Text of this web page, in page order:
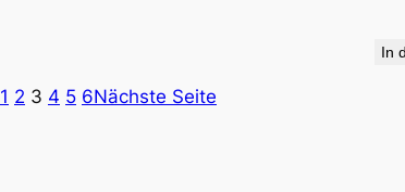
In
1 2 3 4 5 6Nächste Seite